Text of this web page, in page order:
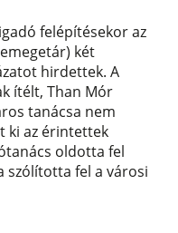
felépítésekor az
két
hirdettek. A
ítélt, Than Mór
tanácsa nem
ki az érintettek
oldotta fel
szólította fel a városi